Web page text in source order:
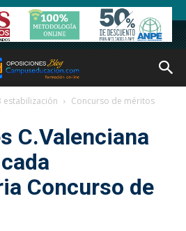
estabilización Concurso de méritos
C.Valenciana
Concurso de